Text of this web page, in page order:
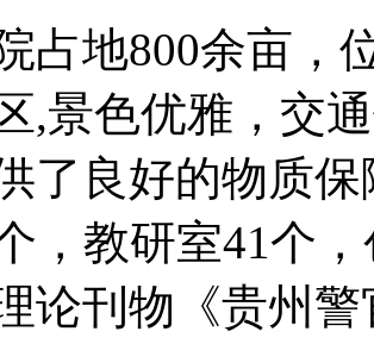
地800余亩，位
,景色优雅，交
了良好的物质
，教研室41个
论刊物《贵州